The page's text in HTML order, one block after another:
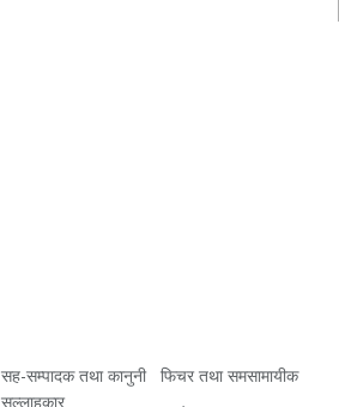
सह-सम्पादक तथा कानुनी
सल्लाहकार
फिचर तथा समसामायीक